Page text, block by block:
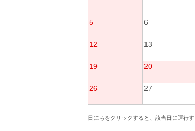
5 6
12 13
19 20
26 27
日にちをクリックすると、該当日に運行